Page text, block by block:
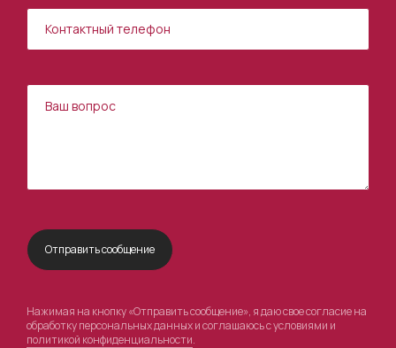
Нажимая на кнопку «Отправить сообщение», я даю свое согласие на
обработку персональных данных и соглашаюсь с условиями и
политикой конфиденциальности.